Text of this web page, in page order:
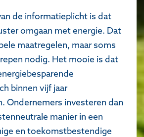
de informatieplicht is dat
omgaan met energie. Dat
maatregelen, maar soms
nodig. Het mooie is dat
binnen vijf jaar
Ondernemers investeren dan
manier in een
en toekomstbestendige